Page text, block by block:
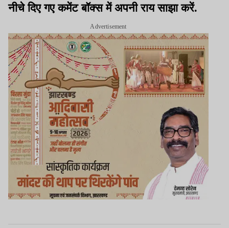
नीचे दिए गए कमेंट बॉक्स में अपनी राय साझा करें.
Advertisement